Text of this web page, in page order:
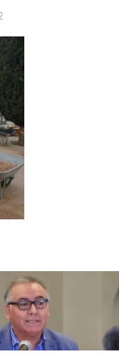
de la Reina (1937-